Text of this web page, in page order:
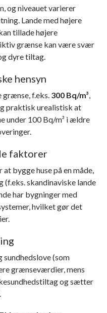
og niveauet varierer
Lande med højere
tillade højere
grænse kan være svær
dyre tiltag.
hensyn
f.eks. 300 Bq/m³
praktisk urealistisk at
under 100 Bq/m³ i ældre
faktorer
bygge huse på en måde,
skandinaviske lande
har bygninger med
hvilket gør det
sundhedslove (som
grænseværdier, mens
og sætter